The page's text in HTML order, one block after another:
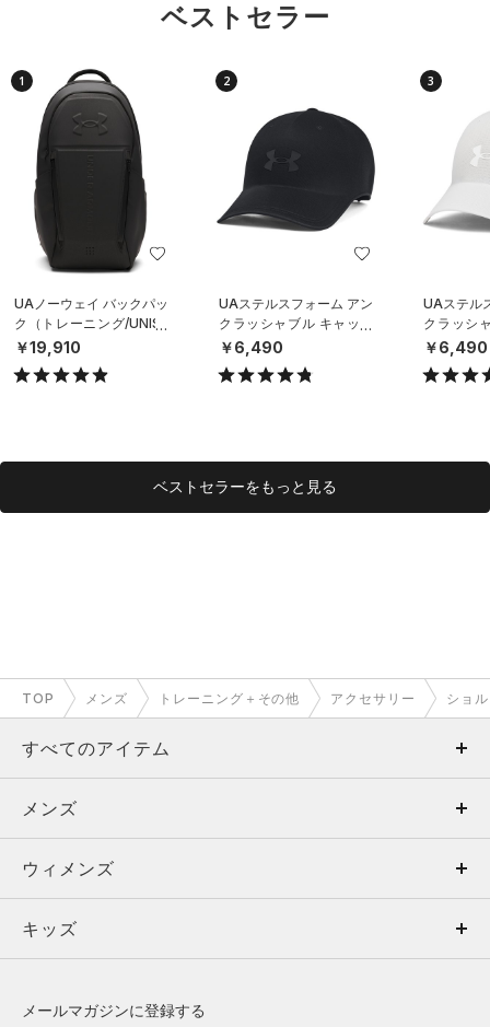
ベストセラー
1
UAノーウェイ バックパッ
ク（トレーニング/UNISE
X）
￥19,910
2
UAステルスフォーム アン
クラッシャブル キャップ
（ライフスタイル/UNISE
￥6,490
3
UAステル
クラッシ
（ライフ
￥6,490
ベストセラーをもっと見る
TOP メンズ トレーニング＋その他 アクセサリー ショ
すべてのアイテム
メンズ
ウィメンズ
キッズ
メンズ
トップス
ボトムス
ウィメンズ
トップス
キッズ
メールマガジンに登録する